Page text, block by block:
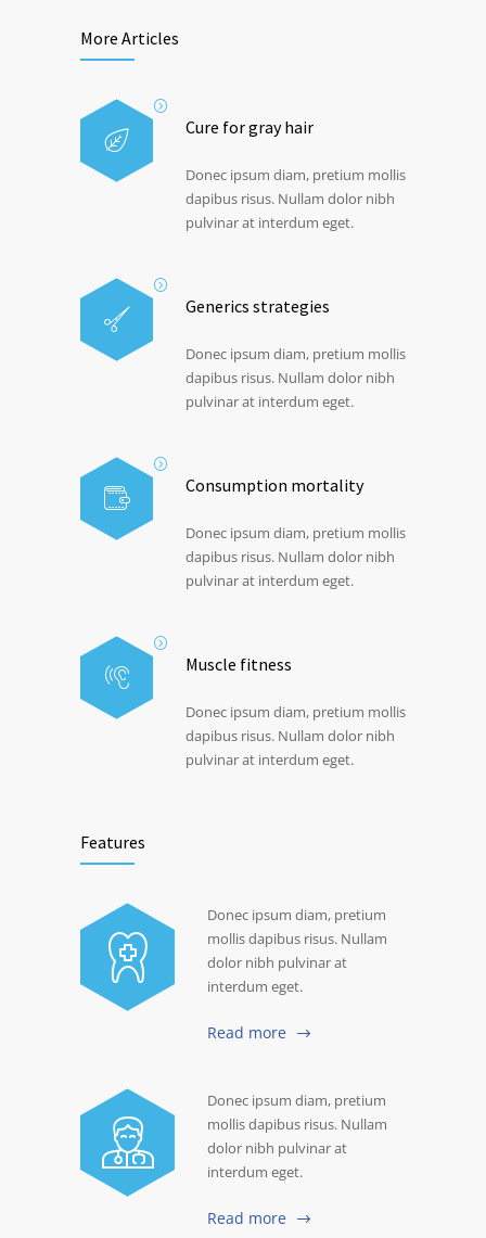
More Articles
Cure for gray hair
Donec ipsum diam, pretium mollis
dapibus risus. Nullam dolor nibh
pulvinar at interdum eget.
Generics strategies
Donec ipsum diam, pretium mollis
dapibus risus. Nullam dolor nibh
pulvinar at interdum eget.
Consumption mortality
Donec ipsum diam, pretium mollis
dapibus risus. Nullam dolor nibh
pulvinar at interdum eget.
Muscle fitness
Donec ipsum diam, pretium mollis
dapibus risus. Nullam dolor nibh
pulvinar at interdum eget.
Features
Donec ipsum diam, pretium
mollis dapibus risus. Nullam
dolor nibh pulvinar at
interdum eget.
Read more
Donec ipsum diam, pretium
mollis dapibus risus. Nullam
dolor nibh pulvinar at
interdum eget.
Read more